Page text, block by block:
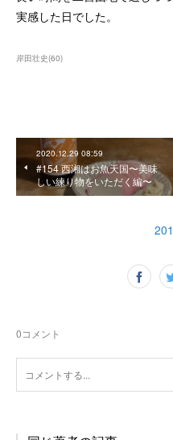
実感した日でした。
岸田壮史(60)
2020.12.29 08:59
#154 西湘はお魚天国〜美味
しい練り物をいただく編〜
0コメント